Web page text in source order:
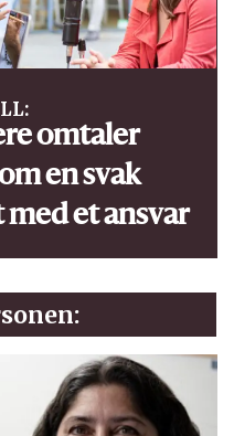
omtaler
en svak
et ansvar